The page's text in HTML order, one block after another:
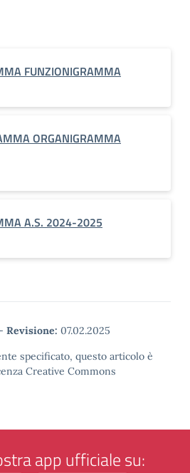
FUNZIONIGRAMMA
ORGANIGRAMMA
A.S. 2024-2025
- Revisione: 07.02.2025
specificato, questo articolo è
Creative Commons
app ufficiale su: